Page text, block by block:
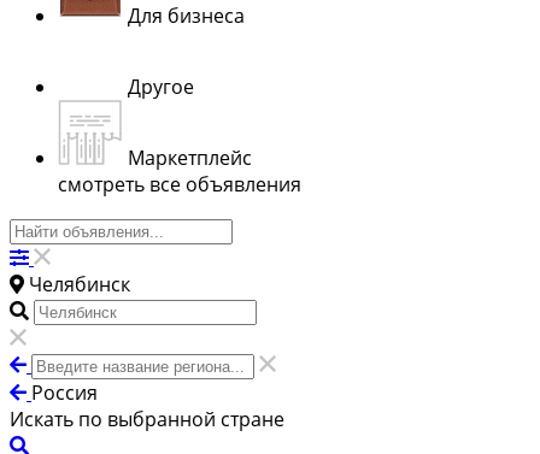
Для бизнеса
Другое
Маркетплейс
смотреть все объявления
Челябинск
Россия
Искать по выбранной стране